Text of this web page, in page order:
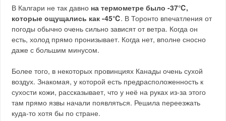
В Калгари не так давно на термометре было -37℃,
которые ощущались как -45℃. В Торонто впечатления от
погоды обычно очень сильно зависят от ветра. Когда он
есть, холод прямо пронизывает. Когда нет, вполне сносно
даже с большим минусом.
Более того, в некоторых провинциях Канады очень сухой
воздух. Знакомая, у которой есть предрасположенность к
сухости кожи, рассказывает, что у неё на руках из-за этого
там прямо язвы начали появляться. Решила переезжать
куда-то хотя бы по стране.